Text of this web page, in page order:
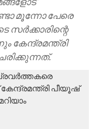
മൂന്നോ പേരെ
സര്‍‍ക്കാരിന്റെ
കേന്ദ്രമന്ത്രി